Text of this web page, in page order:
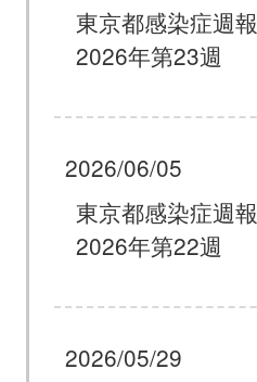
東京都感染症週報
2026年第23週
2026/06/05
東京都感染症週報
2026年第22週
2026/05/29